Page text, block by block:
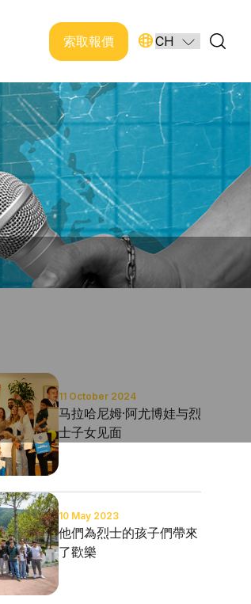
索取報價
11 October 2024
马拉哈尼姆·阿尤博娃与烈
士子女见面
10 May 2023
他們為烈士的孩子們帶來
了歡樂